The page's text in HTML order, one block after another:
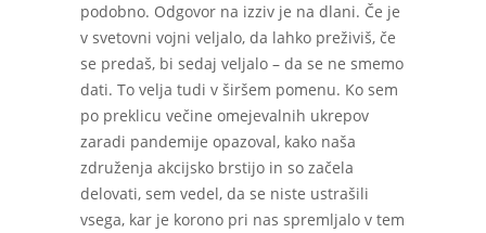
podobno. Odgovor na izziv je na dlani. Če je
v svetovni vojni veljalo, da lahko preživiš, če
se predaš, bi sedaj veljalo – da se ne smemo
dati. To velja tudi v širšem pomenu. Ko sem
po preklicu večine omejevalnih ukrepov
zaradi pandemije opazoval, kako naša
združenja akcijsko brstijo in so začela
delovati, sem vedel, da se niste ustrašili
vsega, kar je korono pri nas spremljalo v tem